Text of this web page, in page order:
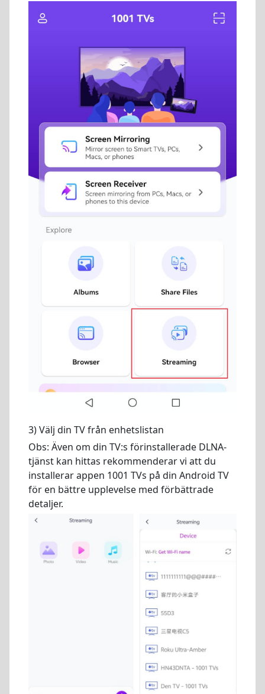
3) Välj din TV från enhetslistan
Obs: Även om din TV:s förinstallerade DLNA-
tjänst kan hittas rekommenderar vi att du
installerar appen 1001 TVs på din Android TV
för en bättre upplevelse med förbättrade
detaljer.